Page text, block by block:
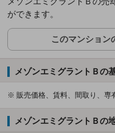
ができます。
このマンション
メゾンエミグラントＢの
※ 販売価格、賃料、間取り、専
メゾンエミグラントＢの